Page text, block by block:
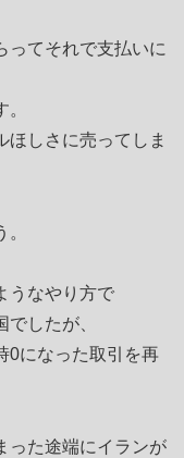
ってそれで支払いに
ほしさに売ってしま
うなやり方で
したが、
0になった取引を再
った途端にイランが